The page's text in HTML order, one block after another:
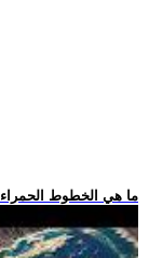
.. ما هي الخطوط